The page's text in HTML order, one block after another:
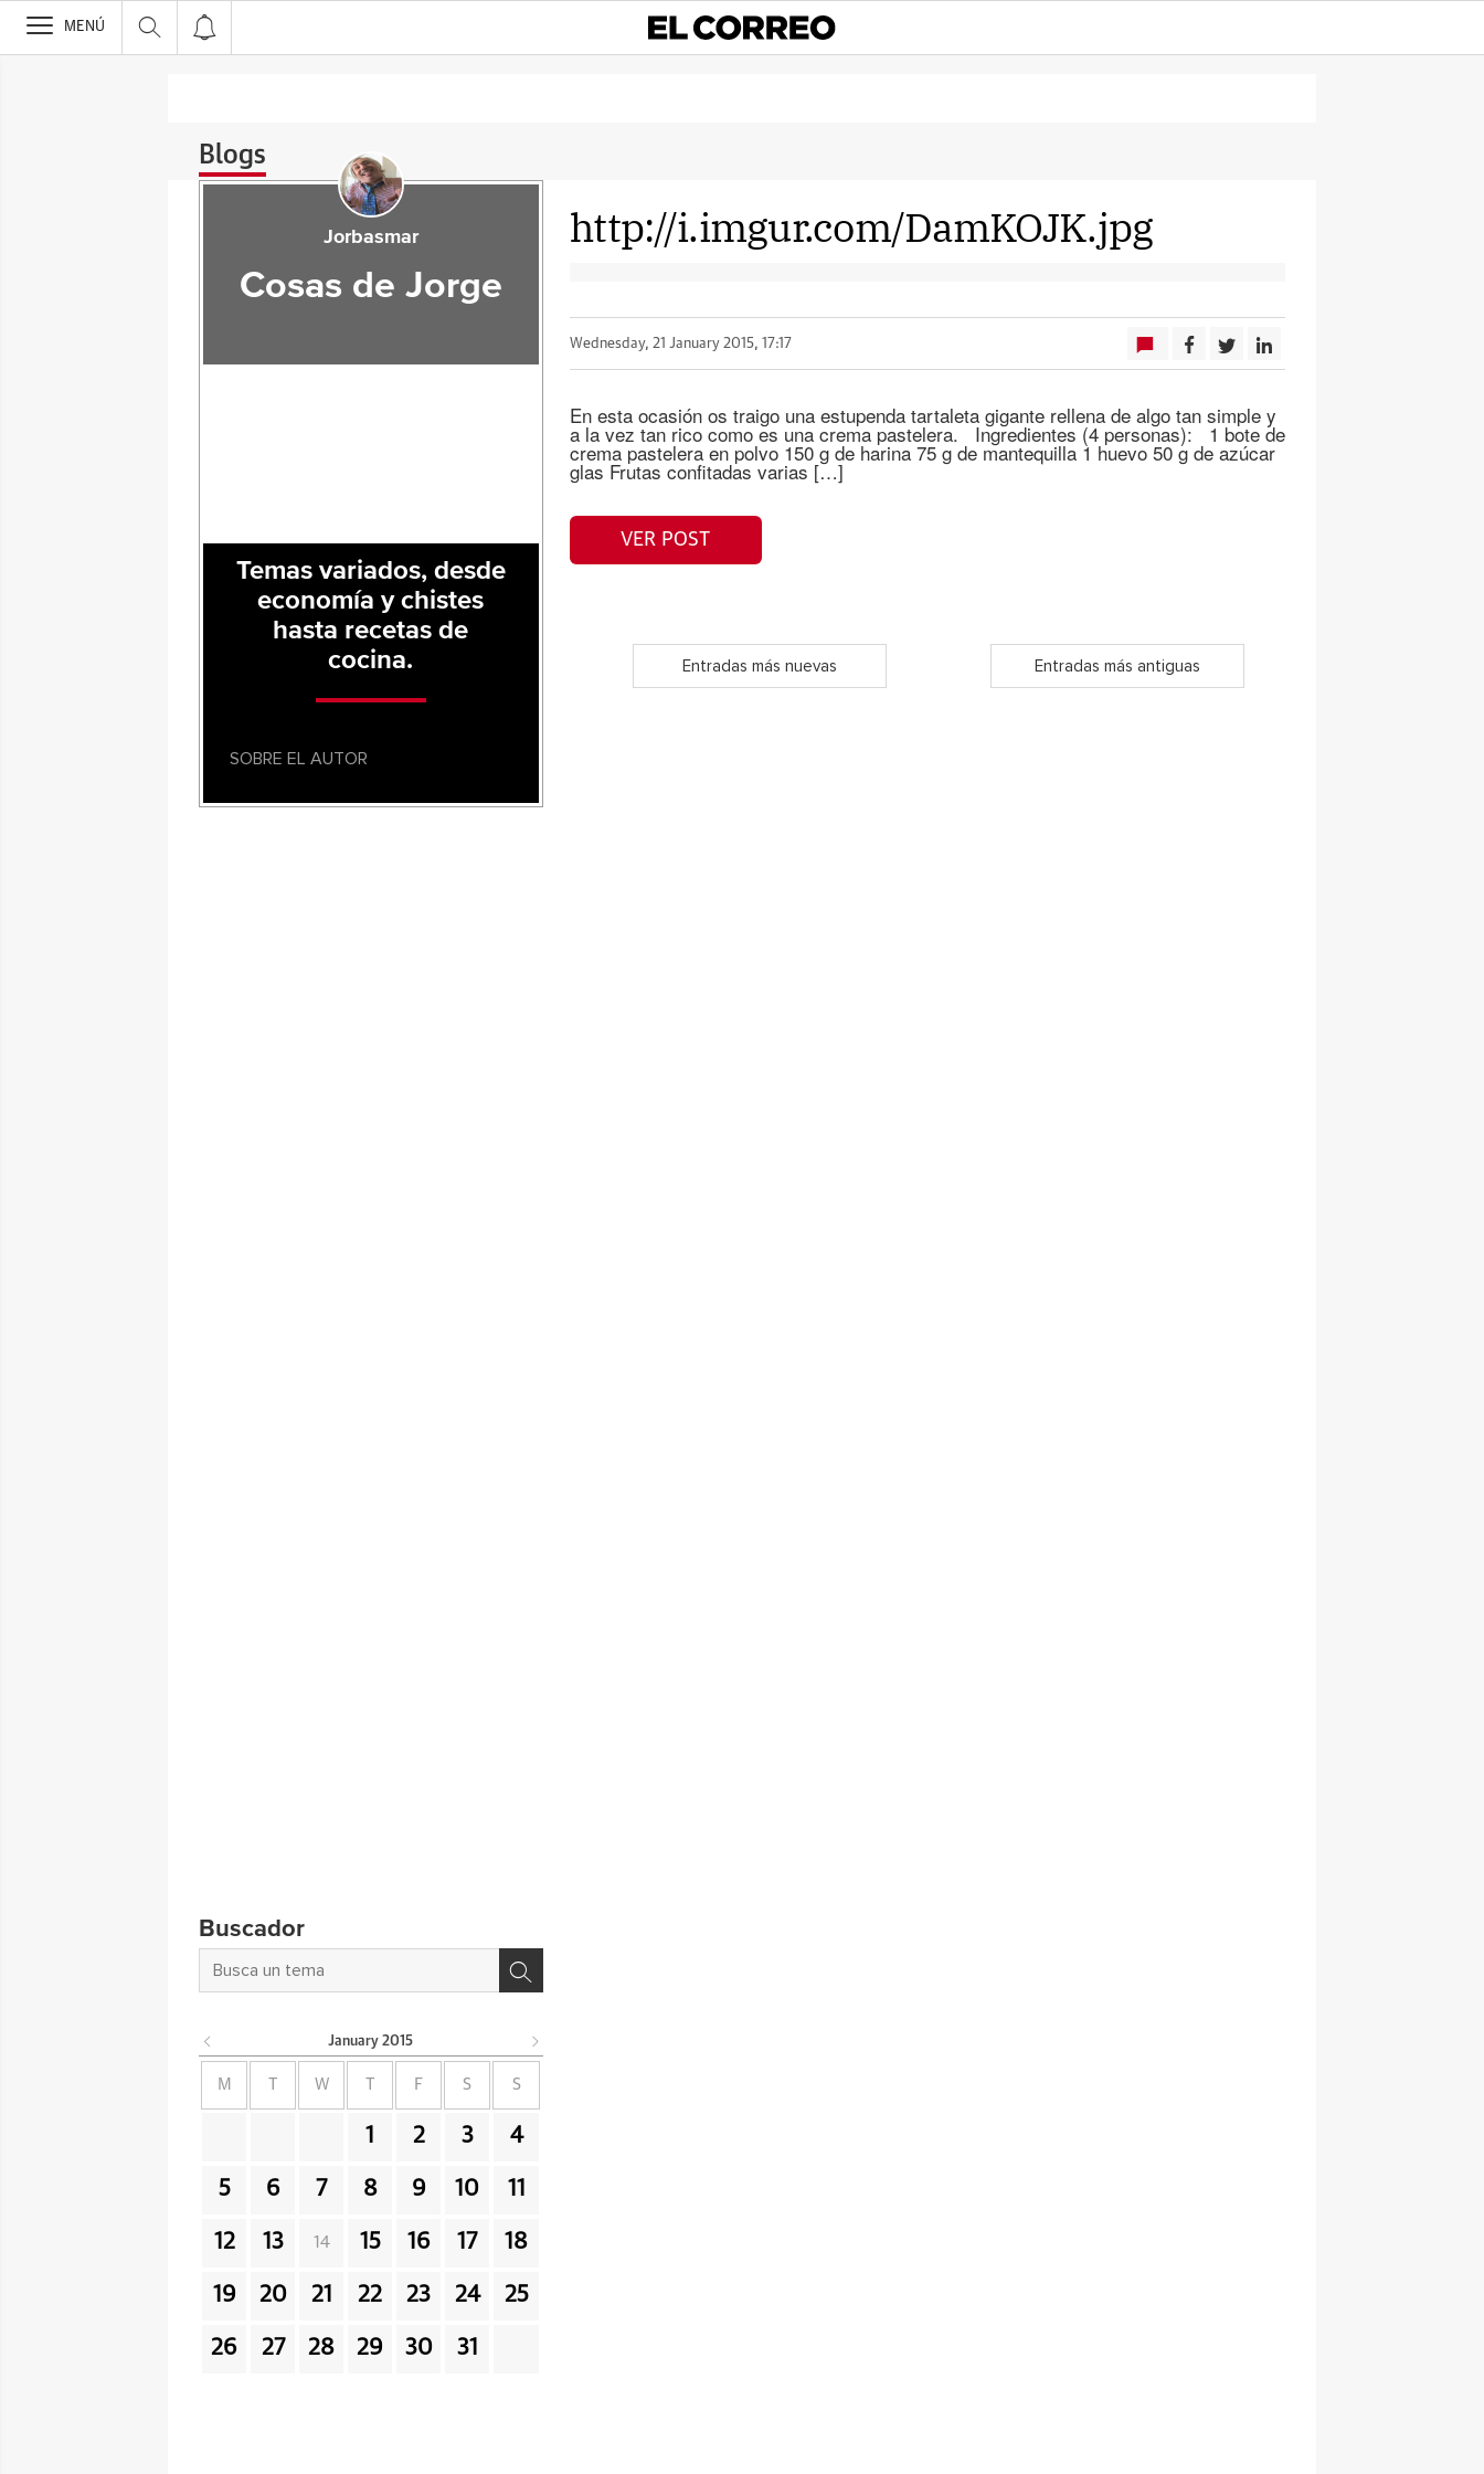
>
MENÚ
Blogs
http://i.imgur.com/DamKOJK.jpg
Wednesday, 21 January 2015, 17:17
En esta ocasión os traigo una estupenda tartaleta gigante rellena de algo tan simple y
a la vez tan rico como es una crema pastelera. Ingredientes (4 personas): 1 bote de
crema pastelera en polvo 150 g de harina 75 g de mantequilla 1 huevo 50 g de azúcar
glas Frutas confitadas varias […]
VER POST
Entradas más nuevas Entradas más antiguas
Jorbasmar
Cosas de Jorge
Temas variados, desde
economía y chistes
hasta recetas de
cocina.
SOBRE EL AUTOR
Buscador
January 2015
M W F S S
1 2 3 4
5 6 7 8 9 10 11
12 13 14 15 16 17 18
19 20 21 22 23 24 25
26 27 28 29 30 31